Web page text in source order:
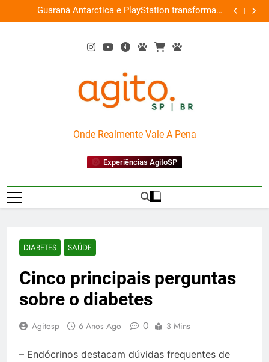
to
Guaraná Antarctica e PlayStation transformam
shopping em arena gamer gratuita
Busch
AgitoSP
Onde Realmente Vale A Pena
Experiências AgitoSP
DIABETES SAÚDE
Cinco principais perguntas
sobre o diabetes
Agitosp 6 Anos Ago 0 3 Mins
– Endócrinos destacam dúvidas frequentes de